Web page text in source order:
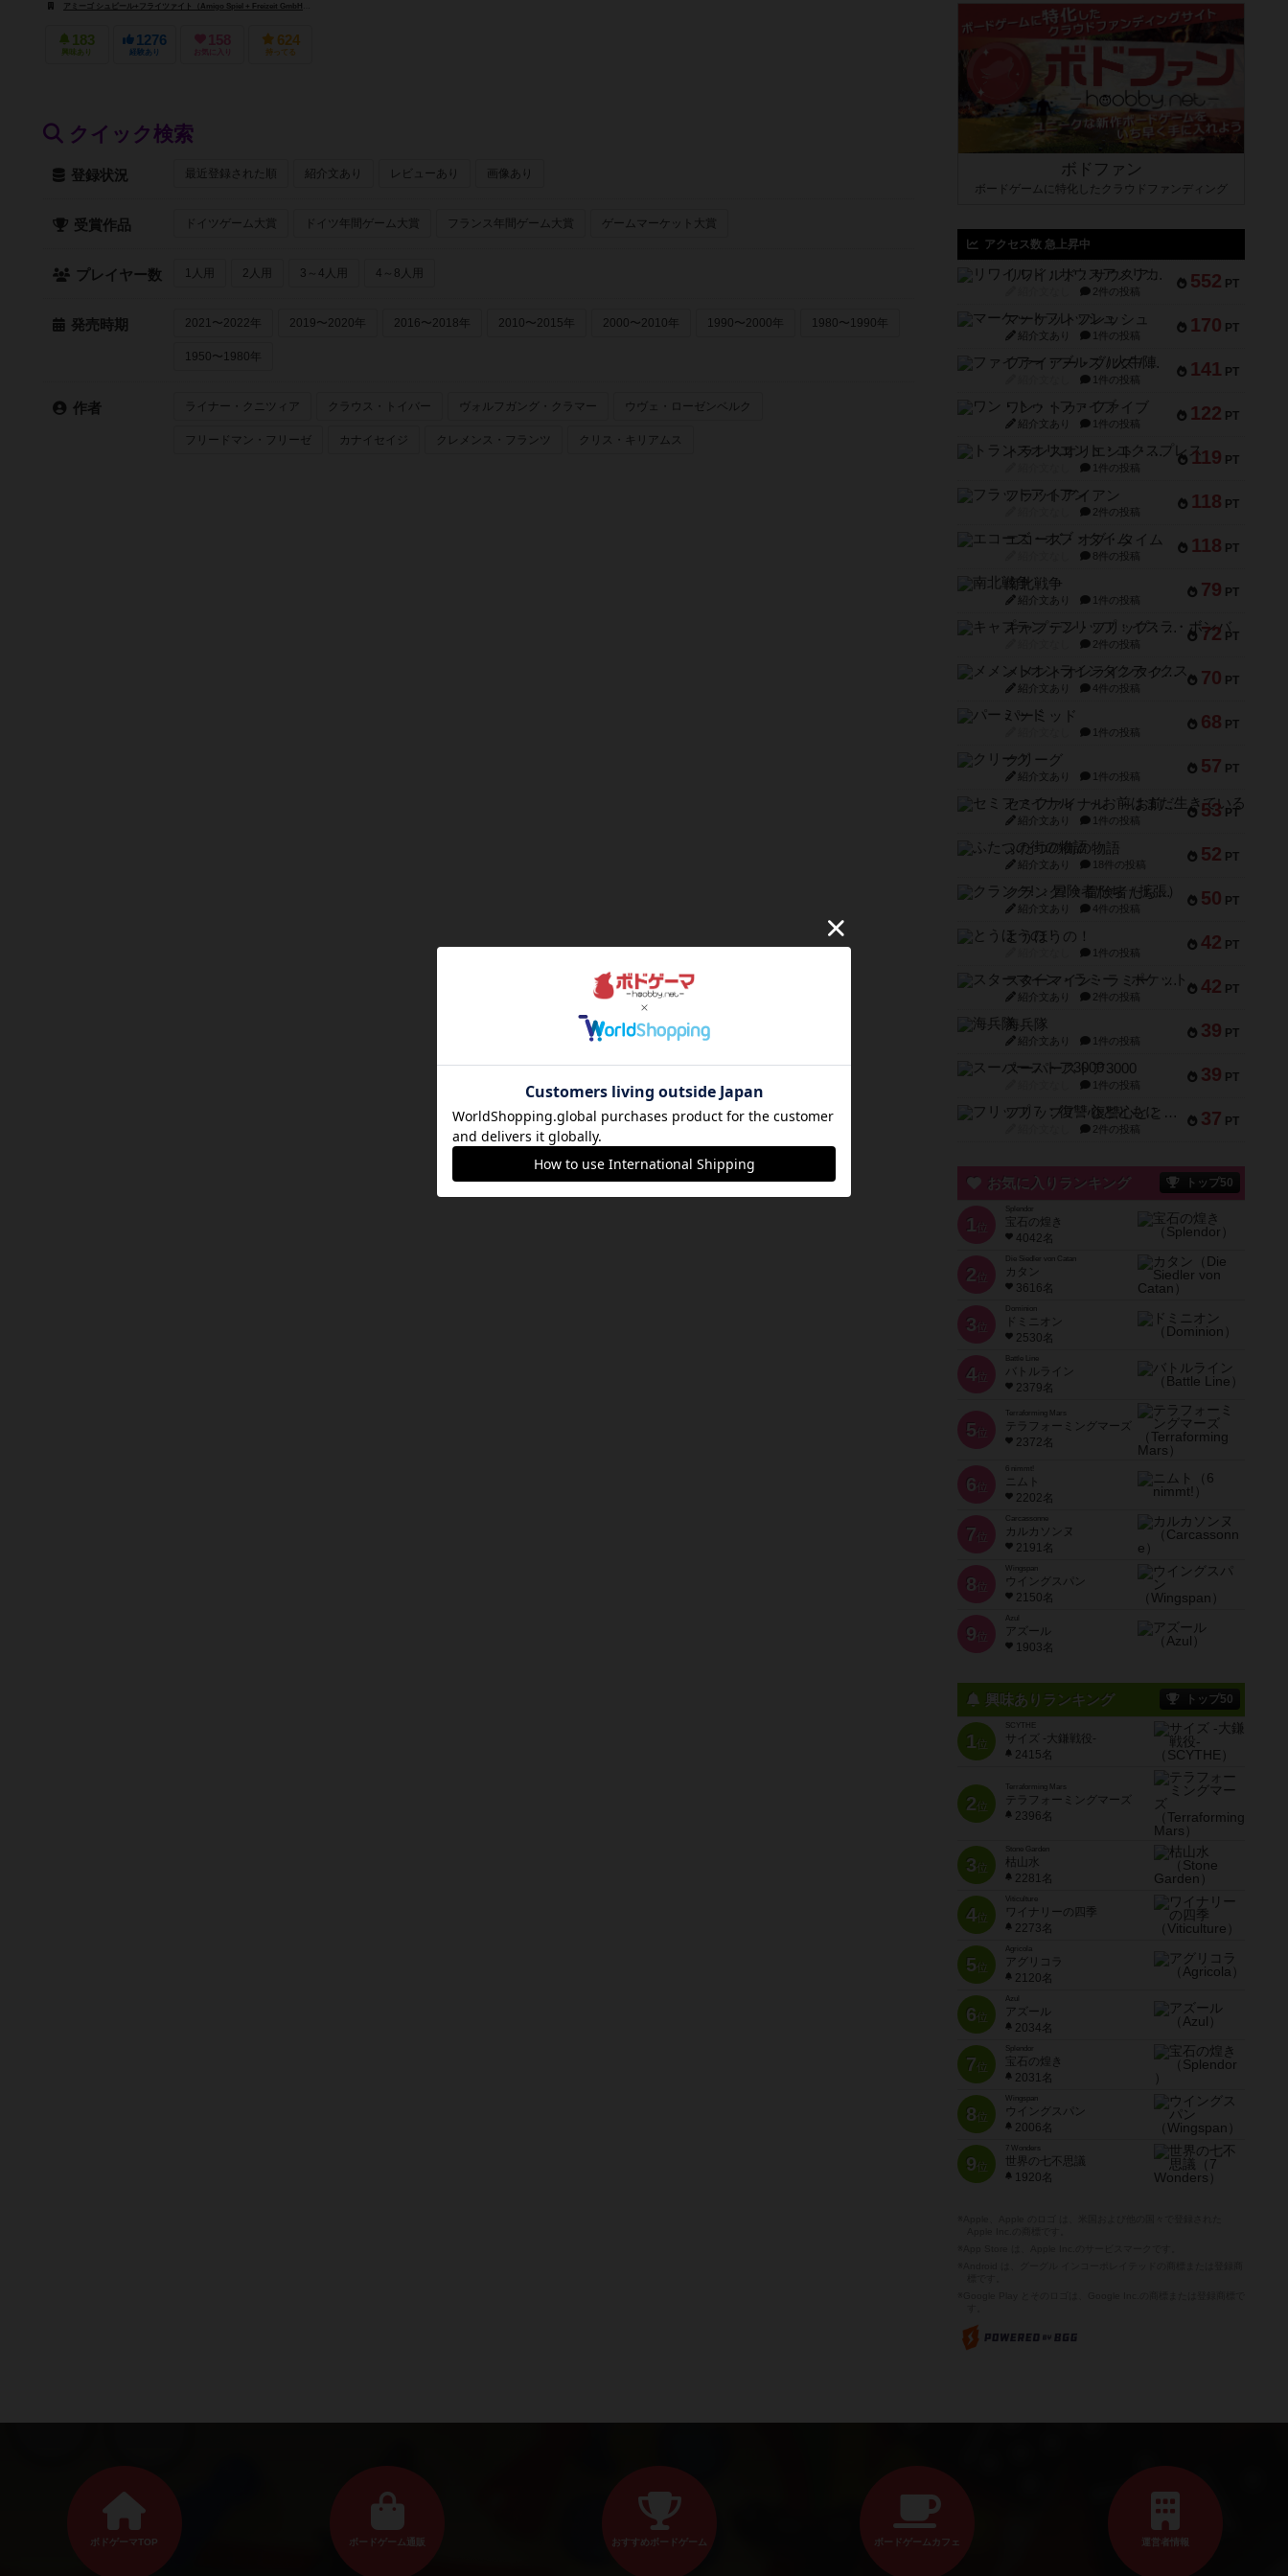
アミーゴ シュピール+フライツァイト（Amigo Spiel + Freizeit GmbH）
183
興味あり
1276
経験あり
158
お気に入り
624
持ってる
クイック検索
登録状況 最近登録された順 紹介文あり レビューあり 画像あり
受賞作品 ドイツゲーム大賞 ドイツ年間ゲーム大賞 フランス年間ゲーム大賞 ゲームマーケット大賞
プレイヤー数 1人用 2人用 3～4人用 4～8人用
発売時期 2021〜2022年 2019〜2020年 2016〜2018年 2010〜2015年 2000〜2010年 1990〜2000年 1980〜1990年
1950〜1980年
作者 ライナー・クニツィア クラウス・トイバー ヴォルフガング・クラマー ウヴェ・ローゼンベルク
フリードマン・フリーゼ カナイセイジ クレメンス・フランツ クリス・キリアムス
ボドファン
ボードゲームに特化したクラウドファンディング
アクセス数 急上昇中
552 PT
リワイルド：サウスアメリカ
2件の投稿
170 PT
マーケットフレッシュ
紹介文あり 1件の投稿
141 PT
ファイアー・ブルズ / 火牛陣
1件の投稿
122 PT
ワン・トゥ・ファイブ
紹介文あり 1件の投稿
119 PT
トランスオリエント・エクスプレス
1件の投稿
118 PT
フラットアイアン
2件の投稿
118 PT
エコーズ・オブ・タイム
8件の投稿
79 PT
南北戦争
紹介文あり 1件の投稿
72 PT
キャプテン・フリップ：イスラ・ボンバ
2件の投稿
70 PT
メメントオンラインタクティクス
紹介文あり 4件の投稿
68 PT
パーミッド
1件の投稿
57 PT
クリーグ
紹介文あり 1件の投稿
53 PT
セミファイナル ～お前はまだ生きている～
紹介文あり 1件の投稿
52 PT
ふたつの街の物語
紹介文あり 18件の投稿
50 PT
クランク! ：冒険者たち（拡張）
紹介文あり 4件の投稿
42 PT
とうほうの！
1件の投稿
42 PT
スターマイン・ラミー ポケット
紹介文あり 2件の投稿
39 PT
海兵隊
紹介文あり 1件の投稿
39 PT
スーパーストア3000
1件の投稿
37 PT
フリップ７：復讐心とともに
2件の投稿
お気に入りランキング トップ50
1 位
宝石の煌き
4042名
2 位
Die Siedler von Catan
カタン
3616名
3 位
ドミニオン
2530名
4位
Battle Line
バトルライン
2379名
5 位
Terraforming Mars
テラフォーミングマーズ
2372名
6 位
ニムト
2202名
7 位
Carcassonne
カルカソンヌ
2191名
8 位
Wingspan
ウイングスパン
2150名
9 位
Azul
アズール
1903名
興味ありランキング トップ50
1位
SCYTHE
サイズ -大鎌戦役-
2415名
2位
Terraforming Mars
テラフォーミングマーズ
2396名
3位
Stone Garden
枯山水
2281名
4位
Viticulture
ワイナリーの四季
2273名
5位
Agricola
アグリコラ
2120名
6位
Azul
アズール
2034名
7位
宝石の煌き
2031名
8位
Wingspan
ウイングスパン
2006名
9位
7 Wonders
世界の七不思議
1920名
ボドゲーマTOP ボードゲーム通販 おすすめボードゲーム ボードゲームカフェ 運営者情報